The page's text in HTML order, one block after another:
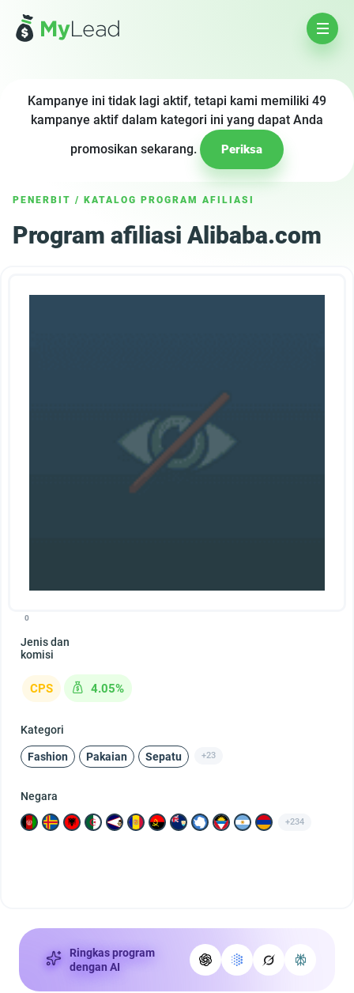
Kampanye ini tidak lagi aktif, tetapi kami memiliki 49
kampanye aktif dalam kategori ini yang dapat Anda
promosikan sekarang.
Periksa
PENERBIT / KATALOG PROGRAM AFILIASI
Program afiliasi Alibaba.com
0
Jenis dan
komisi
CPS 4.05%
Kategori
Fashion Pakaian Sepatu +23
Negara
+234
Ringkas program
dengan AI